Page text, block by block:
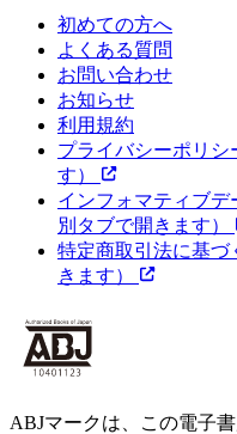
初めての方へ
よくある質問
お問い合わせ
お知らせ
利用規約
プライバシーポリシ
す）
インフォマティブデ
別タブで開きます）
特定商取引法に基づ
きます）
ABJマークは、この電子